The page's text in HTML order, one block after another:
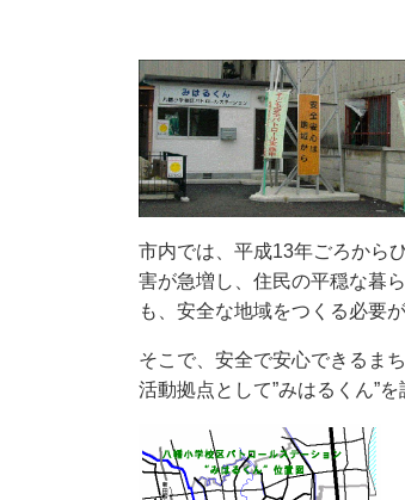
市内では、平成13年ごろから
害が急増し、住民の平穏な暮
も、安全な地域をつくる必要
そこで、安全で安心できるま
活動拠点として”みはるくん”